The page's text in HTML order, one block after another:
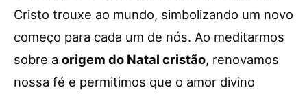
Cristo trouxe ao mundo, simbolizando um novo
começo para cada um de nós. Ao meditarmos
sobre a origem do Natal cristão, renovamos
nossa fé e permitimos que o amor divino